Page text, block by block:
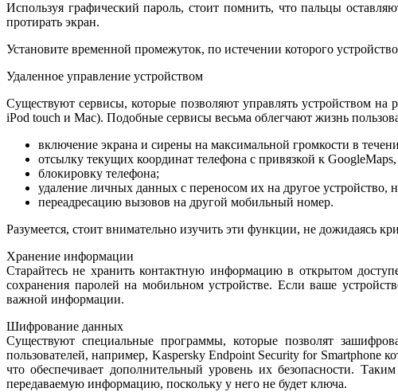
Используя графический пароль, стоит помнить, что пальцы
протирать экран.
Установите временной промежуток, по истечении которого
Удаленное управление устройством
Существуют сервисы, которые позволяют управлять устройством
iPod touch и Mac). Подобные сервисы весьма облегчают жизнь
включение экрана и сирены на максимальной громкости в
отсылку текущих координат телефона с привязкой к
блокировку телефона;
удаление личных данных с переносом их на другое
переадресацию вызовов на другой мобильный номер.
Разумеется, стоит внимательно изучить эти функции, не дожидаясь
Хранение информации
Старайтесь не хранить контактную информацию в открытом
сохранения паролей на мобильном устройстве. Если ваше
важной информации.
Шифрование данных
Существуют специальные программы, которые позволят
пользователей, например, Kaspersky Endpoint Security for Smartphone
что обеспечивает дополнительный уровень их безопасности.
передаваемую информацию, поскольку у него не будет ключа.